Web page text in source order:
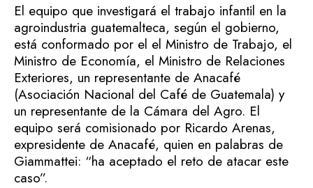
El equipo que investigará el trabajo infantil en la
agroindustria guatemalteca, según el gobierno,
está conformado por el el Ministro de Trabajo, el
Ministro de Economía, el Ministro de Relaciones
Exteriores, un representante de Anacafé
(Asociación Nacional del Café de Guatemala) y
un representante de la Cámara del Agro. El
equipo será comisionado por Ricardo Arenas,
expresidente de Anacafé, quien en palabras de
Giammattei: “ha aceptado el reto de atacar este
caso”.